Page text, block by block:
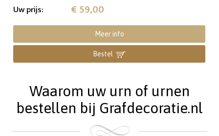
Uw prijs: € 59,00
Meer info
Bestel
Waarom uw urn of urnen
bestellen bij Grafdecoratie.nl